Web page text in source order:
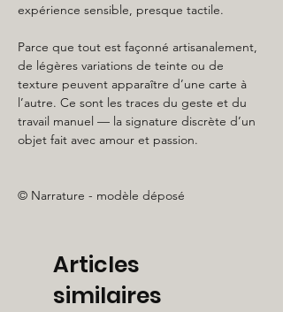
expérience sensible, presque tactile.
Parce que tout est façonné artisanalement,
de légères variations de teinte ou de
texture peuvent apparaître d’une carte à
l’autre. Ce sont les traces du geste et du
travail manuel — la signature discrète d’un
objet fait avec amour et passion.
© Narrature - modèle déposé
Articles
similaires